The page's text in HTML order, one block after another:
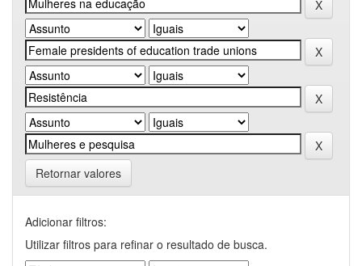
Retornar valores
Adicionar filtros:
Utilizar filtros para refinar o resultado de busca.